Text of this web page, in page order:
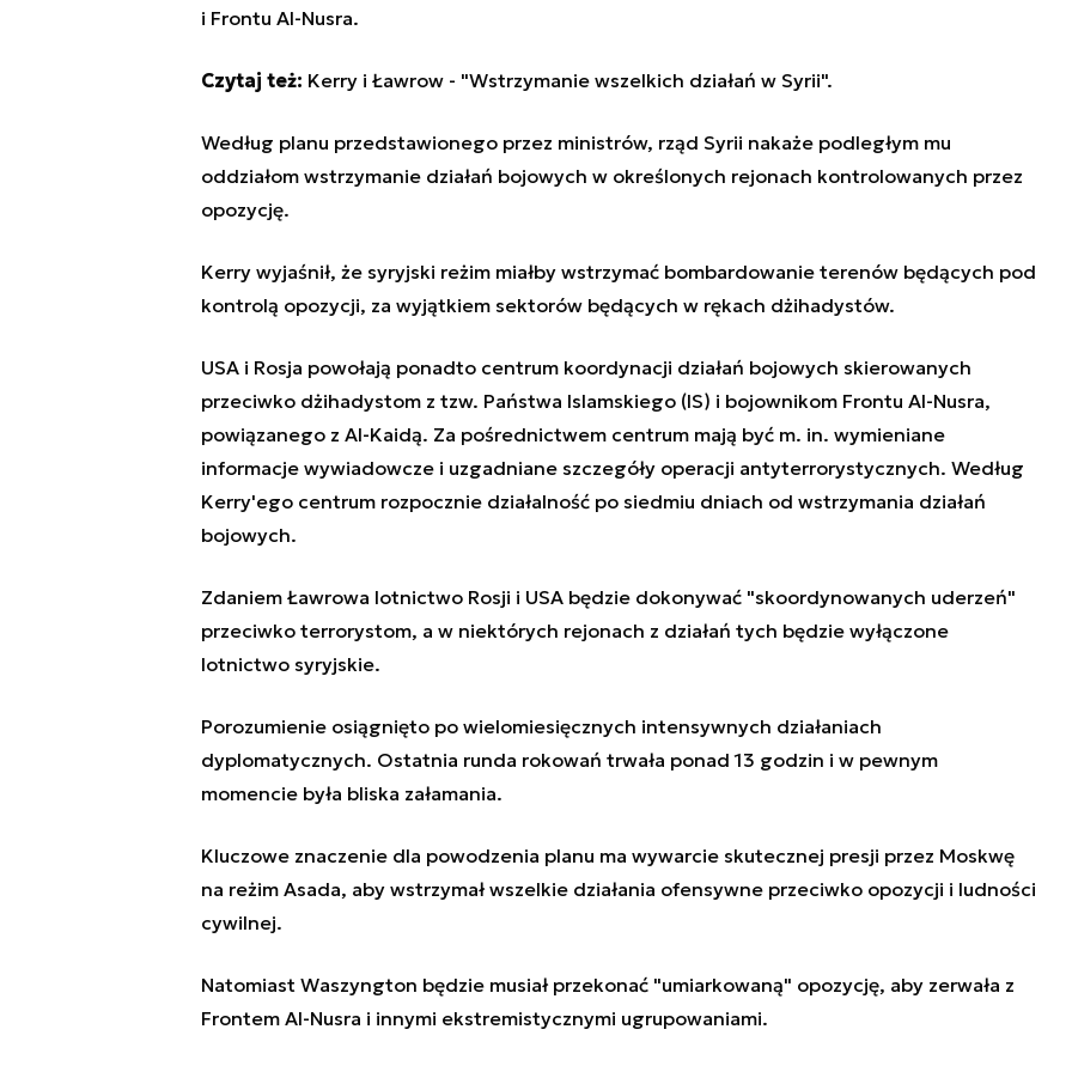
i Frontu Al-Nusra.
Czytaj też: Kerry i Ławrow - "Wstrzymanie wszelkich działań w Syrii".
Według planu przedstawionego przez ministrów, rząd Syrii nakaże podległym mu
oddziałom wstrzymanie działań bojowych w określonych rejonach kontrolowanych przez
opozycję.
Kerry wyjaśnił, że syryjski reżim miałby wstrzymać bombardowanie terenów będących pod
kontrolą opozycji, za wyjątkiem sektorów będących w rękach dżihadystów.
USA i Rosja powołają ponadto centrum koordynacji działań bojowych skierowanych
przeciwko dżihadystom z tzw. Państwa Islamskiego (IS) i bojownikom Frontu Al-Nusra,
powiązanego z Al-Kaidą. Za pośrednictwem centrum mają być m. in. wymieniane
informacje wywiadowcze i uzgadniane szczegóły operacji antyterrorystycznych. Według
Kerry'ego centrum rozpocznie działalność po siedmiu dniach od wstrzymania działań
bojowych.
Zdaniem Ławrowa lotnictwo Rosji i USA będzie dokonywać "skoordynowanych uderzeń"
przeciwko terrorystom, a w niektórych rejonach z działań tych będzie wyłączone
lotnictwo syryjskie.
Porozumienie osiągnięto po wielomiesięcznych intensywnych działaniach
dyplomatycznych. Ostatnia runda rokowań trwała ponad 13 godzin i w pewnym
momencie była bliska załamania.
Kluczowe znaczenie dla powodzenia planu ma wywarcie skutecznej presji przez Moskwę
na reżim Asada, aby wstrzymał wszelkie działania ofensywne przeciwko opozycji i ludności
cywilnej.
Natomiast Waszyngton będzie musiał przekonać "umiarkowaną" opozycję, aby zerwała z
Frontem Al-Nusra i innymi ekstremistycznymi ugrupowaniami.